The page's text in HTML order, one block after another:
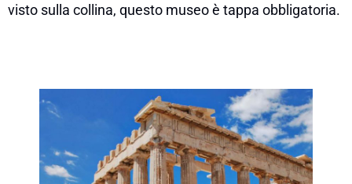
visto sulla collina, questo museo è tappa obbligatoria.